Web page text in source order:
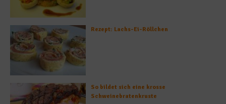
Rezept: Lachs-Ei-Röllchen
So bildet sich eine krosse
Schweinebratenkruste